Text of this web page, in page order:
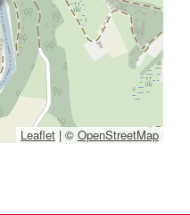
Leaflet | © OpenStreetMap